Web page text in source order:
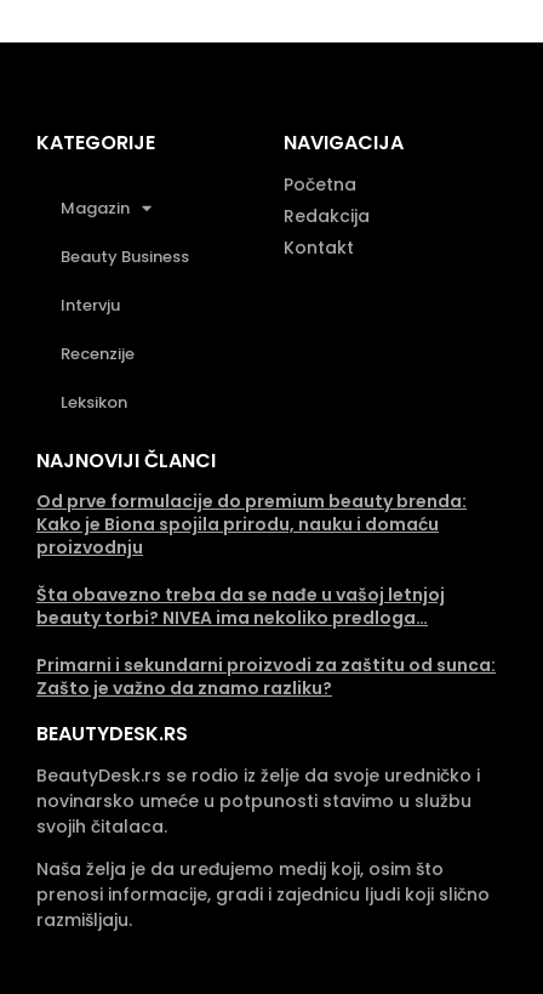
KATEGORIJE
Magazin
Beauty Business
Intervju
Recenzije
Leksikon
NAVIGACIJA
Početna
Redakcija
Kontakt
NAJNOVIJI ČLANCI
Od prve formulacije do premium beauty brenda:
Kako je Biona spojila prirodu, nauku i domaću
proizvodnju
Šta obavezno treba da se nađe u vašoj letnjoj
beauty torbi? NIVEA ima nekoliko predloga…
Primarni i sekundarni proizvodi za zaštitu od sunca:
Zašto je važno da znamo razliku?
BEAUTYDESK.RS
BeautyDesk.rs se rodio iz želje da svoje uredničko i
novinarsko umeće u potpunosti stavimo u službu
svojih čitalaca.
Naša želja je da uređujemo medij koji, osim što
prenosi informacije, gradi i zajednicu ljudi koji slično
razmišljaju.